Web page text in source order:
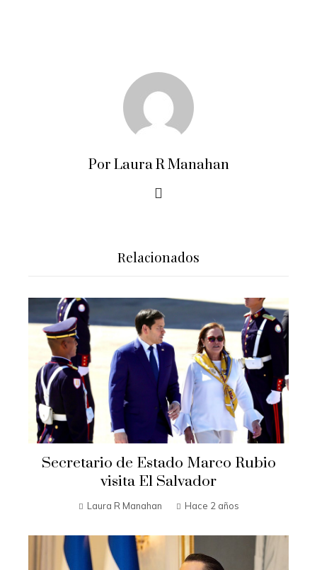
Por Laura R Manahan
Relacionados
Secretario de Estado Marco Rubio
visita El Salvador
Laura R Manahan Hace 2 años